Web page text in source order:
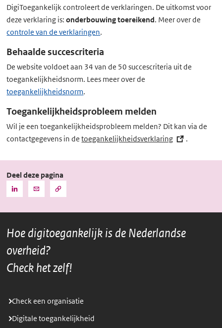
DigiToegankelijk controleert de verklaringen. De uitkomst voor
deze verklaring is:onderbouwing toereikend. Meer over de
controle van de verklaringen.
Behaalde succescriteria
De website voldoet aan 34 van de 50 succescriteria uit de
toegankelijkheidsnorm. Lees meer over de
toegankelijkheidsnorm.
Toegankelijkheidsprobleem melden
Wil je een toegankelijkheidsprobleem melden? Dit kan via de
contactgegevens in detoegankelijkheidsverklaring (externe
.
Deel deze pagina
Deel
pagina
LinkedIn
Deel
pagina
Mail
Kopieer
de
naar
Hoe digitoegankelijk is de Nederlandse
overheid?
Check het zelf!
Check een organisatie
Digitale toegankelijkheid